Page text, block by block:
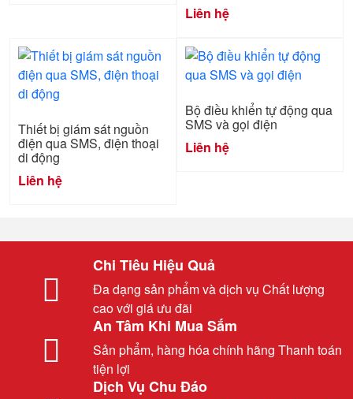
Liên hệ
Thiết bị giám sát nguồn
điện qua SMS, điện thoại
di động
Liên hệ
Bộ điều khiển tự động qua
SMS và gọi điện
Liên hệ
Chi Tiêu Hiệu Quả
Đa dạng sản phẩm và dịch vụ Chất lượng
cao với giá ưu đãi
An Tâm Khi Mua Sắm
Sản phẩm, hàng hóa chính hãng Thanh toán
tiện lợi
Dịch Vụ Chu Đáo